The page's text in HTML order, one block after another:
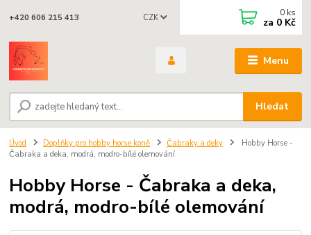
Menu
CZK
Hledat
+420 606 215 413 0 ks
za 0 Kč
Úvod Doplňky pro hobby horse koně Čabraky a deky
Hobby Horse -
Čabraka a deka, modrá, modro-bílé olemování
Hobby Horse - Čabraka a deka,
modrá, modro-bílé olemování